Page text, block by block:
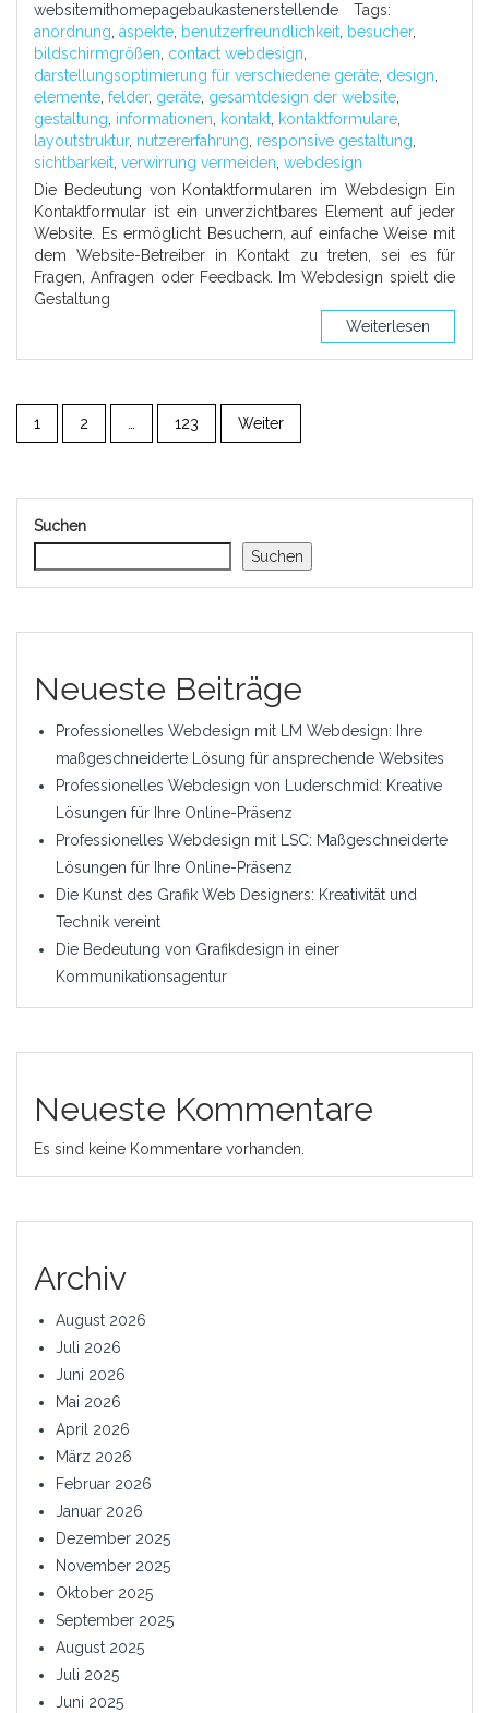
websitemithomepagebaukastenerstellende
Tags:
anordnung, aspekte, benutzerfreundlichkeit, besucher,
bildschirmgrößen, contact webdesign,
darstellungsoptimierung für verschiedene geräte, design,
elemente, felder, geräte, gesamtdesign der website,
gestaltung, informationen, kontakt, kontaktformulare,
layoutstruktur, nutzererfahrung, responsive gestaltung,
sichtbarkeit, verwirrung vermeiden, webdesign
Die Bedeutung von Kontaktformularen im Webdesign Ein
Kontaktformular ist ein unverzichtbares Element auf jeder
Website. Es ermöglicht Besuchern, auf einfache Weise mit
dem Website-Betreiber in Kontakt zu treten, sei es für
Fragen, Anfragen oder Feedback. Im Webdesign spielt die
Gestaltung
Weiterlesen
1 2 … 123 Weiter
Suchen
Suchen
Neueste Beiträge
Professionelles Webdesign mit LM Webdesign: Ihre
maßgeschneiderte Lösung für ansprechende Websites
Professionelles Webdesign von Luderschmid: Kreative
Lösungen für Ihre Online-Präsenz
Professionelles Webdesign mit LSC: Maßgeschneiderte
Lösungen für Ihre Online-Präsenz
Die Kunst des Grafik Web Designers: Kreativität und
Technik vereint
Die Bedeutung von Grafikdesign in einer
Kommunikationsagentur
Neueste Kommentare
Es sind keine Kommentare vorhanden.
Archiv
August 2026
Juli 2026
Juni 2026
Mai 2026
April 2026
März 2026
Februar 2026
Januar 2026
Dezember 2025
November 2025
Oktober 2025
September 2025
August 2025
Juli 2025
Juni 2025